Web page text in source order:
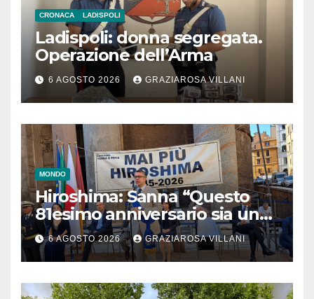
CRONACA LADISPOLI
Ladispoli: donna segregata.
Operazione dell’Arma
6 AGOSTO 2026 GRAZIAROSA VILLANI
MONDO
Hiroshima: Sanna “Questo
81esimo anniversario sia un
monito per tutti”
6 AGOSTO 2026 GRAZIAROSA VILLANI